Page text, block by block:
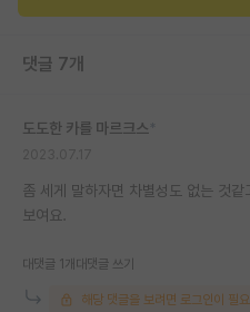
홍보 게시판
커리어
이벤트
재팬라운지 🌸
댓글 7개
도도한 카를 마르크스
좀 세게 말하자면 차별성도 없는 것
보여요.
대댓글 1개 대댓글 쓰기
해당 댓글을 보려면 로그인이 필